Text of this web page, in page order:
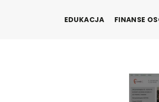
EDUKACJA FINANSE